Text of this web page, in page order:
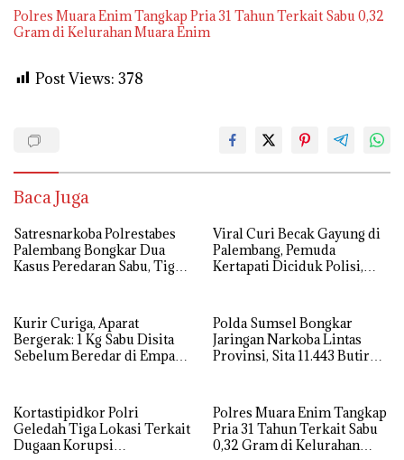
Polres Muara Enim Tangkap Pria 31 Tahun Terkait Sabu 0,32
Gram di Kelurahan Muara Enim
Post Views: 378
Baca Juga
Satresnarkoba Polrestabes
Palembang Bongkar Dua
Kasus Peredaran Sabu, Tiga
Viral Curi Becak Gayung di
Palembang, Pemuda
Kertapati Diciduk Polisi,
Kurir Curiga, Aparat
Bergerak: 1 Kg Sabu Disita
Sebelum Beredar di Empat
Polda Sumsel Bongkar
Jaringan Narkoba Lintas
Provinsi, Sita 11.443 Butir
Kortastipidkor Polri
Geledah Tiga Lokasi Terkait
Dugaan Korupsi
Polres Muara Enim Tangkap
Pria 31 Tahun Terkait Sabu
0,32 Gram di Kelurahan